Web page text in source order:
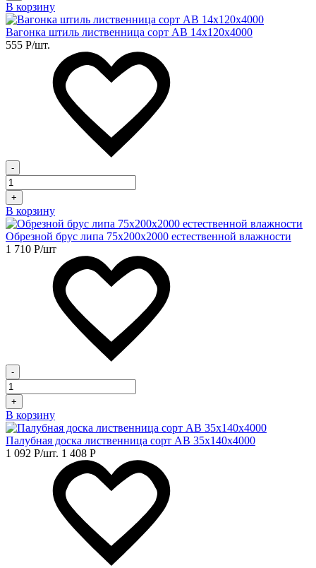
В корзину
Вагонка штиль лиственница сорт АB 14х120х4000
555 Р/шт.
-
+
В корзину
Обрезной брус липа 75х200х2000 естественной влажности
1 710 Р/шт
-
+
В корзину
Палубная доска лиственница сорт АB 35х140х4000
1 092 Р/шт. 1 408 Р